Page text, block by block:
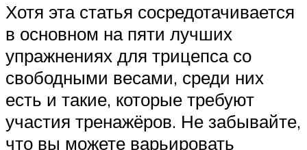
Хотя эта статья сосредотачивается
в основном на пяти лучших
упражнениях для трицепса со
свободными весами, среди них
есть и такие, которые требуют
участия тренажёров. Не забывайте,
что вы можете варьировать